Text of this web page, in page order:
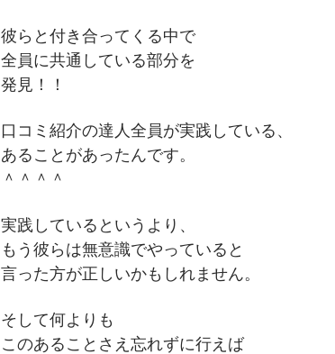
彼らと付き合ってくる中で
全員に共通している部分を
発見！！
口コミ紹介の達人全員が実践している、
あることがあったんです。
＾＾＾＾
実践しているというより、
もう彼らは無意識でやっていると
言った方が正しいかもしれません。
そして何よりも
このあることさえ忘れずに行えば